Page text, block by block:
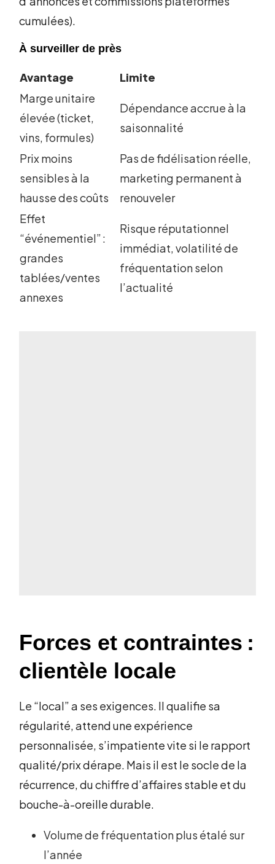
cumulées).
À surveiller de près
Avantage
Limite
Marge unitaire
élevée (ticket,
vins, formules)
Dépendance accrue à la
saisonnalité
Prix moins
sensibles à la
hausse des coûts
Pas de fidélisation réelle,
marketing permanent à
renouveler
Effet
“événementiel” :
grandes
tablées/ventes
annexes
Risque réputationnel
immédiat, volatilité de
fréquentation selon
l’actualité
Forces et contraintes :
clientèle locale
Le “local” a ses exigences. Il qualifie sa
régularité, attend une expérience
personnalisée, s’impatiente vite si le rapport
qualité/prix dérape. Mais il est le socle de la
récurrence, du chiffre d’affaires stable et du
bouche-à-oreille durable.
Volume de fréquentation plus étalé sur
l’année